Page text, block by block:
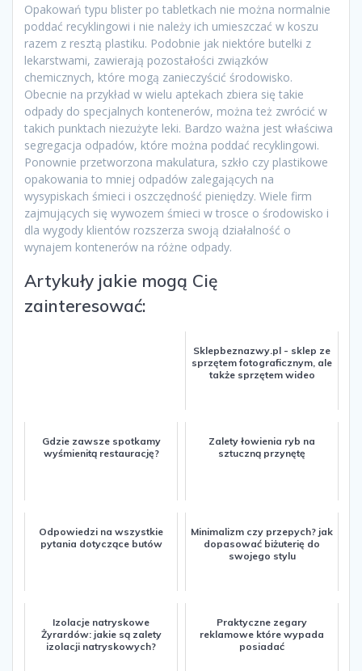
Opakowań typu blister po tabletkach nie można normalnie
poddać recyklingowi i nie należy ich umieszczać w koszu
razem z resztą plastiku. Podobnie jak niektóre butelki z
lekarstwami, zawierają pozostałości związków
chemicznych, które mogą zanieczyścić środowisko.
Obecnie na przykład w wielu aptekach zbiera się takie
odpady do specjalnych kontenerów, można też zwrócić w
takich punktach niezużyte leki. Bardzo ważna jest właściwa
segregacja odpadów, które można poddać recyklingowi.
Ponownie przetworzona makulatura, szkło czy plastikowe
opakowania to mniej odpadów zalegających na
wysypiskach śmieci i oszczędność pieniędzy. Wiele firm
zajmujących się wywozem śmieci w trosce o środowisko i
dla wygody klientów rozszerza swoją działalność o
wynajem kontenerów na różne odpady.
Artykuły jakie mogą Cię
zainteresować:
Sklepbeznazwy.pl - sklep ze
sprzętem fotograficznym, ale
także sprzętem wideo
Gdzie zawsze spotkamy
wyśmienitą restaurację?
Zalety łowienia ryb na
sztuczną przynętę
Odpowiedzi na wszystkie
pytania dotyczące butów
Minimalizm czy przepych? jak
dopasować biżuterię do
swojego stylu
Izolacje natryskowe
Żyrardów: jakie są zalety
izolacji natryskowych?
Praktyczne zegary
reklamowe które wypada
posiadać